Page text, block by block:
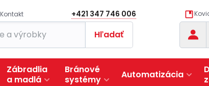
Kontakt +421 347 746 006
Hľadať
Zábradlia
a madlá
Bránové
systémy
Automatizácia